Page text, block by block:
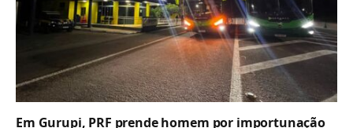
Em Gurupi, PRF prende homem por importunação